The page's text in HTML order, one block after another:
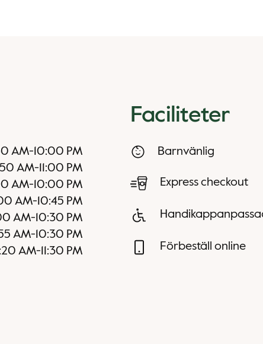
AM-10:00 PM
AM-11:00 PM
AM-10:00 PM
AM-10:45 PM
AM-10:30 PM
AM-10:30 PM
AM-11:30 PM
Faciliteter
Barnvänlig
Express checkout
Förbeställ online